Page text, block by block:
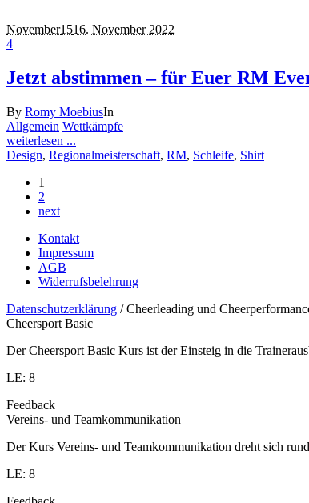
November1516. November 2022
4
Jetzt abstimmen – für Euer RM
By Romy MoebiusIn
Allgemein Wettkämpfe
weiterlesen ...
Design, Regionalmeisterschaft, RM, Schleife, Shirt
1
2
next
Kontakt
Impressum
AGB
Widerrufsbelehrung
Datenschutzerklärung / Cheerleading und
Cheersport Basic
Der Cheersport Basic Kurs ist der Einsteig in die
LE: 8
Feedback
Vereins- und Teamkommunikation
Der Kurs Vereins- und Teamkommunikation dreht sich
LE: 8